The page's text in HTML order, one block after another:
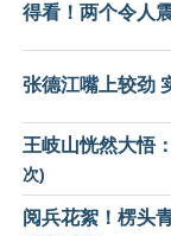
得看！两个令人
张德江嘴上较劲
王岐山恍然大悟
次)
阅兵花絮！楞头